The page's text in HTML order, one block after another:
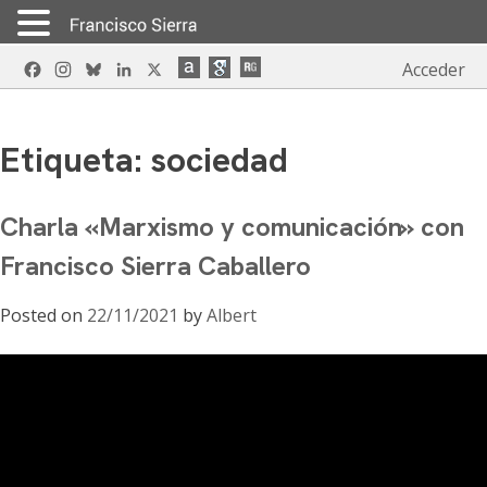
Skip
to
FacebookInstagram
BlueskyLinkedIn Acceder
Etiqueta: sociedad
Charla «Marxismo y comunicación» con
Francisco Sierra Caballero
Posted on 22/11/2021 byAlbert